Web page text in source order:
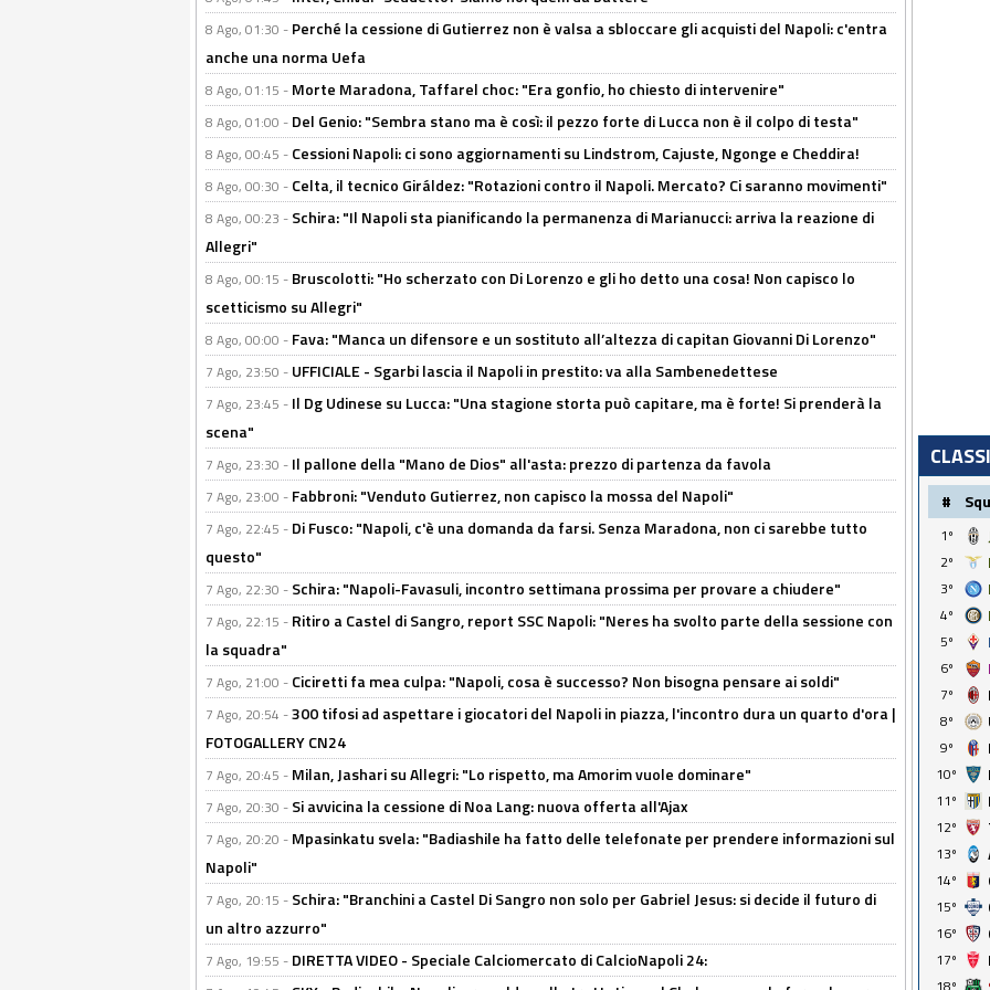
8 Ago, 01:30 - Perché la cessione di Gutierrez non è valsa a sbloccare gli acquisti del Napoli: c'entra
anche una norma Uefa
8 Ago, 01:15 - Morte Maradona, Taffarel choc: "Era gonfio, ho chiesto di intervenire"
8 Ago, 01:00 - Del Genio: "Sembra stano ma è così: il pezzo forte di Lucca non è il colpo di testa"
8 Ago, 00:45 - Cessioni Napoli: ci sono aggiornamenti su Lindstrom, Cajuste, Ngonge e Cheddira!
8 Ago, 00:30 - Celta, il tecnico Giráldez: "Rotazioni contro il Napoli. Mercato? Ci saranno movimenti"
8 Ago, 00:23 - Schira: "Il Napoli sta pianificando la permanenza di Marianucci: arriva la reazione di
Allegri"
8 Ago, 00:15 - Bruscolotti: "Ho scherzato con Di Lorenzo e gli ho detto una cosa! Non capisco lo
scetticismo su Allegri"
8 Ago, 00:00 - Fava: "Manca un difensore e un sostituto all’altezza di capitan Giovanni Di Lorenzo"
7 Ago, 23:50 - UFFICIALE - Sgarbi lascia il Napoli in prestito: va alla Sambenedettese
7 Ago, 23:45 - Il Dg Udinese su Lucca: "Una stagione storta può capitare, ma è forte! Si prenderà la
scena"
7 Ago, 23:30 - Il pallone della "Mano de Dios" all'asta: prezzo di partenza da favola
7 Ago, 23:00 - Fabbroni: "Venduto Gutierrez, non capisco la mossa del Napoli"
7 Ago, 22:45 - Di Fusco: "Napoli, c'è una domanda da farsi. Senza Maradona, non ci sarebbe tutto
questo"
7 Ago, 22:30 - Schira: "Napoli-Favasuli, incontro settimana prossima per provare a chiudere"
7 Ago, 22:15 - Ritiro a Castel di Sangro, report SSC Napoli: "Neres ha svolto parte della sessione con
la squadra"
7 Ago, 21:00 - Ciciretti fa mea culpa: "Napoli, cosa è successo? Non bisogna pensare ai soldi"
7 Ago, 20:54 -300 tifosi ad aspettare i giocatori del Napoli in piazza, l'incontro dura un quarto d'ora |
FOTOGALLERY CN24
7 Ago, 20:45 - Milan, Jashari su Allegri: "Lo rispetto, ma Amorim vuole dominare"
7 Ago, 20:30 - Si avvicina la cessione di Noa Lang: nuova offerta all'Ajax
7 Ago, 20:20 - Mpasinkatu svela: "Badiashile ha fatto delle telefonate per prendere informazioni sul
Napoli"
7 Ago, 20:15 - Schira: "Branchini a Castel Di Sangro non solo per Gabriel Jesus: si decide il futuro di
un altro azzurro"
7 Ago, 19:55 - DIRETTA VIDEO - Speciale Calciomercato di CalcioNapoli 24:
#
1º
2º
3º
4º
5º
6º
7º
8º
9º
10º
11º
12º
13º
14º
15º
16º
17º